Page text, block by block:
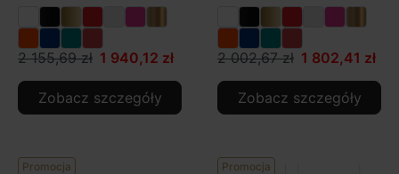
2 155,69 zł 1 940,12 zł
Zobacz szczegóły
2 002,67 zł 1 802,41 zł
Zobacz szczegóły
Promocja Promocja